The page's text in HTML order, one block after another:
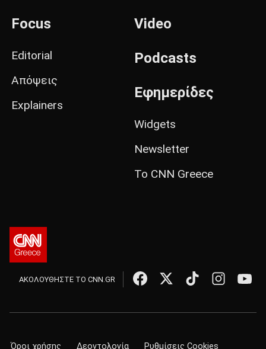
Focus
Editorial
Απόψεις
Explainers
Video
Podcasts
Εφημερίδες
Widgets
Newsletter
Το CNN Greece
ΑΚΟΛΟΥΘΗΣΤΕ ΤΟ CNN.GR
Όροι χρήσης Δεοντολογία Ρυθμίσεις Cookies